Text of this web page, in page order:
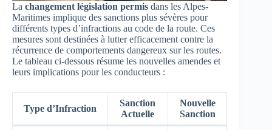
La changement législation permis dans les Alpes-
Maritimes implique des sanctions plus sévères pour
différents types d’infractions au code de la route. Ces
mesures sont destinées à lutter efficacement contre la
récurrence de comportements dangereux sur les routes.
Le tableau ci-dessous résume les nouvelles amendes et
leurs implications pour les conducteurs :
Type d’Infraction
Sanction
Actuelle
Nouvelle
Sanction